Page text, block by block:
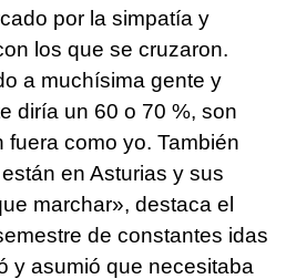
por la simpatía y
los que se cruzaron.
a muchísima gente y
diría un 60 o 70 %, son
como yo. También
en Asturias y sus
marchar», destaca el
de constantes idas
y asumió que necesitaba